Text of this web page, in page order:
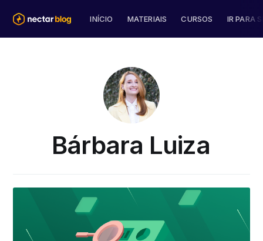
INÍCIO MATERIAIS CURSOS IR PARA
Bárbara Luiza